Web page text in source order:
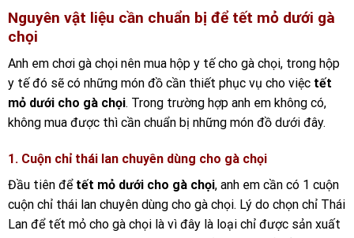
Nguyên vật liệu cần chuẩn bị để tết mỏ dưới gà
chọi
Anh em chơi gà chọi nên mua hộp y tế cho gà chọi, trong hộp
y tế đó sẽ có những món đồ cần thiết phục vụ cho việc tết
mỏ dưới cho gà chọi. Trong trường hợp anh em không có,
không mua được thì cần chuẩn bị những món đồ dưới đây.
1. Cuộn chỉ thái lan chuyên dùng cho gà chọi
Đầu tiên để tết mỏ dưới cho gà chọi, anh em cần có 1 cuộn
cuộn chỉ thái lan chuyên dùng cho gà chọi. Lý do chọn chỉ Thái
Lan để tết mỏ cho gà chọi là vì đây là loại chỉ được sản xuất